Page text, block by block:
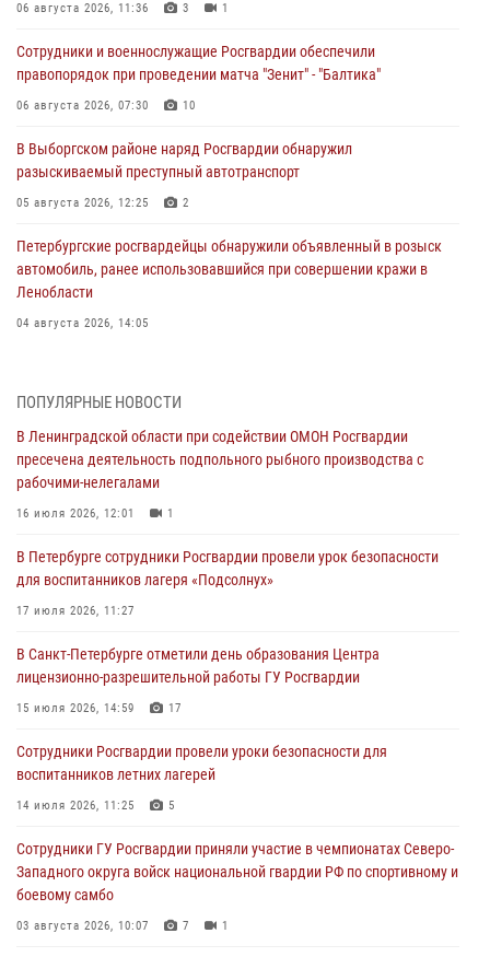
06 августа 2026, 11:36 3 1
Сотрудники и военнослужащие Росгвардии обеспечили
правопорядок при проведении матча "Зенит" - "Балтика"
06 августа 2026, 07:30 10
В Выборгском районе наряд Росгвардии обнаружил
разыскиваемый преступный автотранспорт
05 августа 2026, 12:25 2
Петербургские росгвардейцы обнаружили объявленный в розыск
автомобиль, ранее использовавшийся при совершении кражи в
Ленобласти
04 августа 2026, 14:05
также оказали доврачебную помощь пострадавшим
03 августа 2026, 14:15 3 1
Росгвардейцы приняли участие в Большом семейном фестивале
03 августа 2026, 13:26
В Ленинградской области сотрудники Росгвардии обнаружили
пропавшего мальчика с нарушением слуха и помогли ему вернуться
домой
В Санкт-Петербурге при содействии СОБР Росгвардии задержаны
подозреваемые в мошеннических действиях
Сотрудники ГУ Росгвардии приняли участие в чемпионатах Северо-
Западного округа войск национальной гвардии РФ по спортивному и
03 августа 2026, 10:07 7 1
ПОПУЛЯРНЫЕ НОВОСТИ
В Ленинградской области при содействии ОМОН Росгвардии
пресечена деятельность подпольного рыбного производства с
рабочими-нелегалами
16 июля 2026, 12:01 1
В Петербурге сотрудники Росгвардии провели урок безопасности
для воспитанников лагеря «Подсолнух»
17 июля 2026, 11:27
В Санкт-Петербурге отметили день образования Центра
лицензионно-разрешительной работы ГУ Росгвардии
15 июля 2026, 14:59 17
Сотрудники Росгвардии провели уроки безопасности для
воспитанников летних лагерей
14 июля 2026, 11:25 5
Сотрудники ГУ Росгвардии приняли участие в чемпионатах Северо-
Западного округа войск национальной гвардии РФ по спортивному и
боевому самбо
03 августа 2026, 10:07 7 1